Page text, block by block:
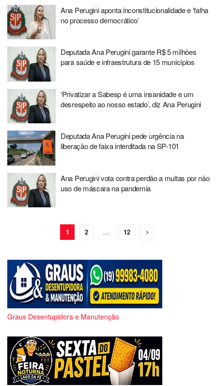
Ana Perugini aponta inconstitucionalidade e ‘falha
no processo democrático’
Deputada Ana Perugini garante R$ 5 milhões
para saúde e infraestrutura de 15 municípios
‘Privatizar a Sabesp é uma insanidade e um
desrespeito ao nosso estado’, diz Ana Perugini
Deputada Ana Perugini pede urgência na
liberação de faixa interditada na SP-101
Ana Perugini vota contra perdão a multas por não
uso de máscara na pandemia
1 2 … 12
Graus Desentupidora e Manutenção